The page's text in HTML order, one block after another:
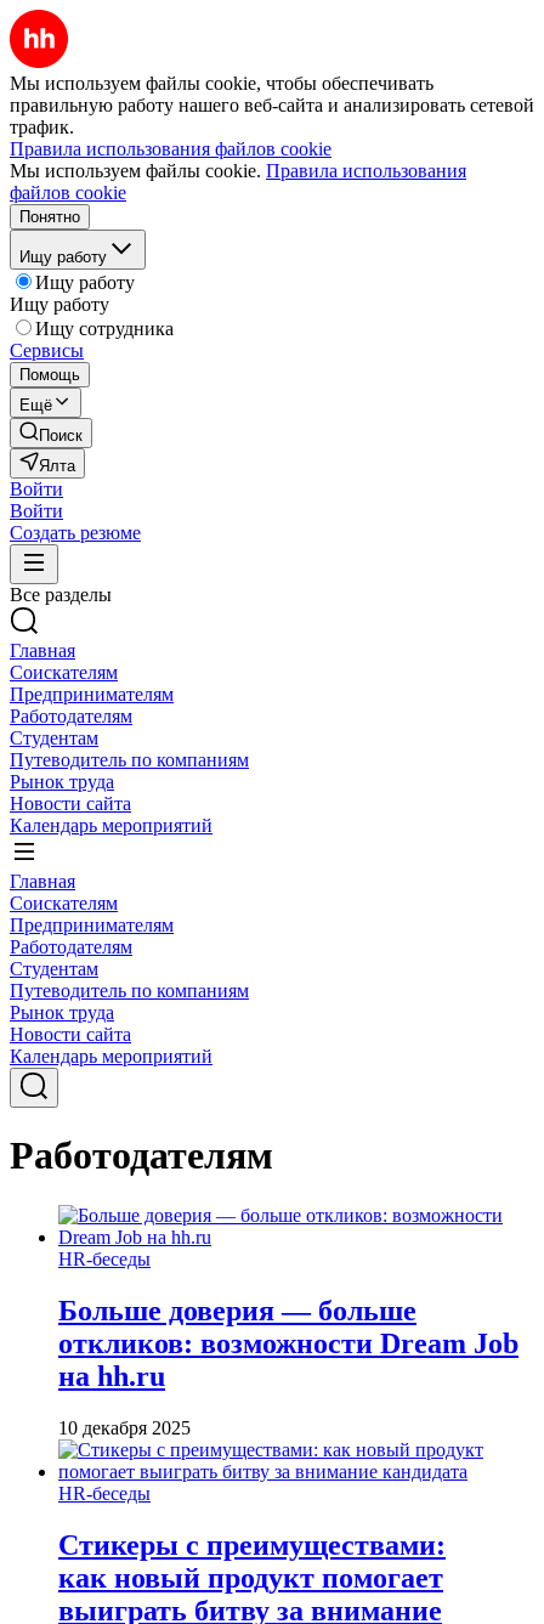
Мы используем файлы cookie, чтобы обеспечивать
правильную работу нашего веб-сайта и анализировать сетевой
трафик.
Правила использования файлов cookie
Мы используем файлы cookie. Правила использования
файлов cookie
Понятно
Ищу работу
Ищу работу
Ищу работу
Ищу сотрудника
Сервисы
Помощь
Ещё
Поиск
Ялта
Войти
Войти
Создать резюме
Все разделы
Главная
Соискателям
Предпринимателям
Работодателям
Студентам
Путеводитель по компаниям
Рынок труда
Новости сайта
Календарь мероприятий
Главная
Соискателям
Предпринимателям
Работодателям
Студентам
Путеводитель по компаниям
Рынок труда
Новости сайта
Календарь мероприятий
Работодателям
HR-беседы
Больше доверия — больше
откликов: возможности Dream Job
на hh.ru
10 декабря 2025
HR-беседы
Стикеры с преимуществами:
как новый продукт помогает
выиграть битву за внимание